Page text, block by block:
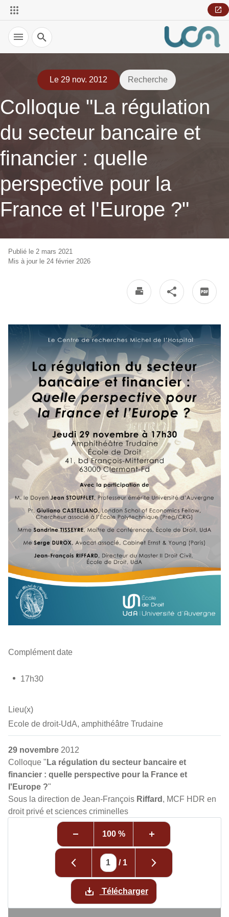
Recherche
Le 29 nov. 2012 Recherche
Colloque "La régulation
du secteur bancaire et
financier : quelle
perspective pour la
France et l'Europe ?"
Publié le 2 mars 2021
Mis à jour le 24 février 2026
Complément date
17h30
Lieu(x)
Ecole de droit-UdA, amphithéâtre Trudaine
29 novembre 2012
Colloque " La régulation du secteur bancaire et
financier : quelle perspective pour la France et
l'Europe ?"
Sous la direction de Jean-François Riffard , MCF HDR en
droit privé et sciences criminelles
100 %
/ 1
Télécharger